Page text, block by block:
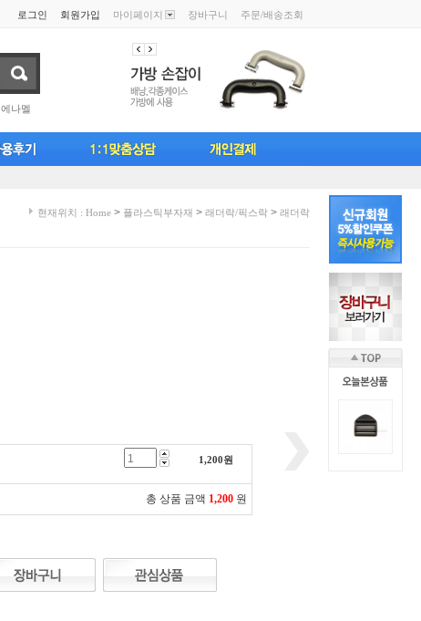
로그인 회원가입 마이페이지 장바구니 주문/배송조회
에나멜
현재위치 : Home > 플라스틱부자재 > 래더락/픽스락 > 래더락
1,200원
총 상품 금액 1,200 원